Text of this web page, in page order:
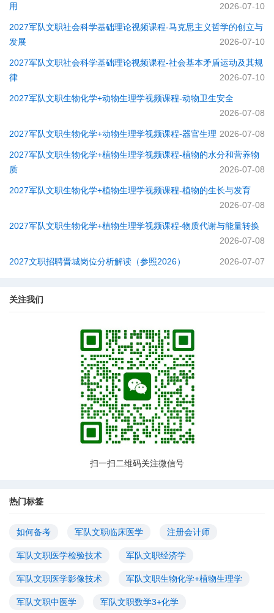
用
2026-07-10
2027军队文职社会科学基础理论视频课程-​马克思主义哲学的创立与
发展
2026-07-10
2027军队文职社会科学基础理论视频课程-社会基本矛盾运动及其规
律
2026-07-10
2027军队文职生物化学+动物生理学视频课程-动物卫生安全
2026-07-08
2027军队文职生物化学+动物生理学视频课程-器官生理 2026-07-08
2027军队文职生物化学+植物生理学视频课程-植物的水分和营养物
质
2026-07-08
2027军队文职生物化学+植物生理学视频课程-植物的生长与发育
2026-07-08
2027军队文职生物化学+植物生理学视频课程-物质代谢与能量转换
2026-07-08
2027文职招聘晋城岗位分析解读（参照2026） 2026-07-07
关注我们
扫一扫二维码关注微信号
热门标签
如何备考 军队文职临床医学 注册会计师
军队文职医学检验技术 军队文职经济学
军队文职医学影像技术 军队文职生物化学+植物生理学
军队文职中医学 军队文职数学3+化学